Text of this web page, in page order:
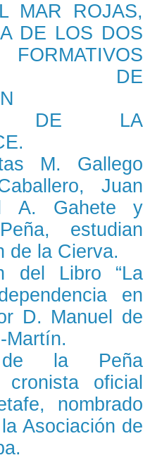
MAR ROJAS,
DE LOS DOS
DE
DE LA
M. Gallego
Juan
A. Gahete y
estudian
de la Cierva.
del Libro “La
en
D. Manuel de
Martín.
de la Peña
cronista oficial
nombrado
Asociación de